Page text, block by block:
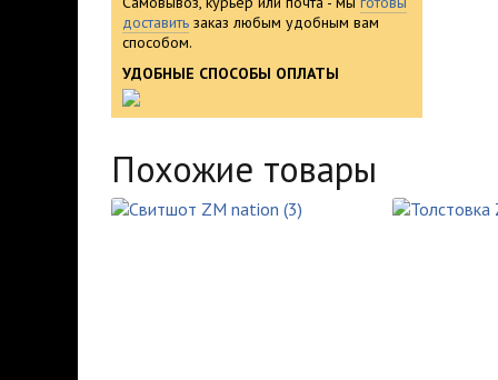
доставить заказ любым удобным вам
способом.
УДОБНЫЕ СПОСОБЫ ОПЛАТЫ
Похожие товары